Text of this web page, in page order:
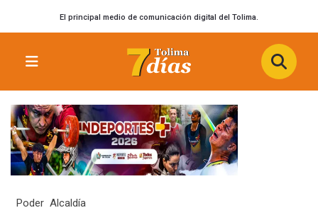
El principal medio de comunicación digital del Tolima.
Poder Alcaldía